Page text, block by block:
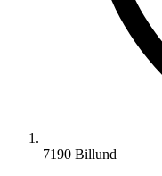
7190 Billund